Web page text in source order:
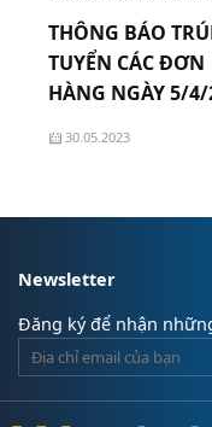
THÔNG BÁO
TUYỂN CÁC ĐƠN
HÀNG NGÀY 5/
30.05.2023
Newsletter
Đăng ký để nhận